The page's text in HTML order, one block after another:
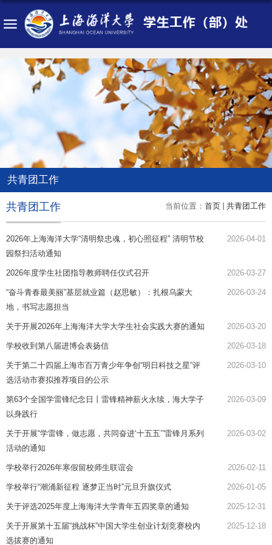
共青团工作
当前位置： 首页 共青团工作
共青团工作
2026年上海海洋大学“清明祭忠魂，初心照征程” 清明节校
园祭扫活动通知
2026-04-01
2026年度学生社团指导教师聘任仪式召开 2026-03-27
“奋斗青春最美丽”基层就业篇（赵思敏）：扎根乌蒙大
地，书写志愿担当
2026-03-24
关于开展2026年上海海洋大学大学生社会实践大赛的通知 2026-03-20
学校收到第八届进博会表扬信 2026-03-18
关于第二十四届上海市百万青少年争创“明日科技之星”评
选活动市赛拟推荐项目的公示
2026-03-10
第63个全国学雷锋纪念日丨雷锋精神薪火永续，海大学子
以身践行
2026-03-09
关于开展“学雷锋，做志愿，共同奋进‘十五五’”雷锋月系列
活动的通知
2026-03-02
学校举行2026年寒假留校师生联谊会 2026-02-11
学校举行“潮涌新征程 逐梦正当时”元旦升旗仪式 2026-01-05
关于评选2025年度上海海洋大学青年五四奖章的通知 2025-12-31
关于开展第十五届“挑战杯”中国大学生创业计划竞赛校内
选拔赛的通知
2025-12-18